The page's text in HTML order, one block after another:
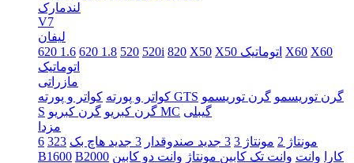
لندمارک
V7
لیفان
620 1.6 620 1.8 520 520i 820 X50 X50 اتوماتیک X60 X60
اتوماتیک
مازراتی
کواتر و پورته کواتر و پورته GTS گرن توریسمو گرن توریسمو
S
گرن کبریو گرن کبریو MC گیبلی
مزدا
مونتاژ 2
مونتاژ 3 3 جدید صندوقدار 3 جدید هاچ بک 323
6
B1600 B2000 کارا وانت وانت تک کابین مونتاژ وانت دو کابین